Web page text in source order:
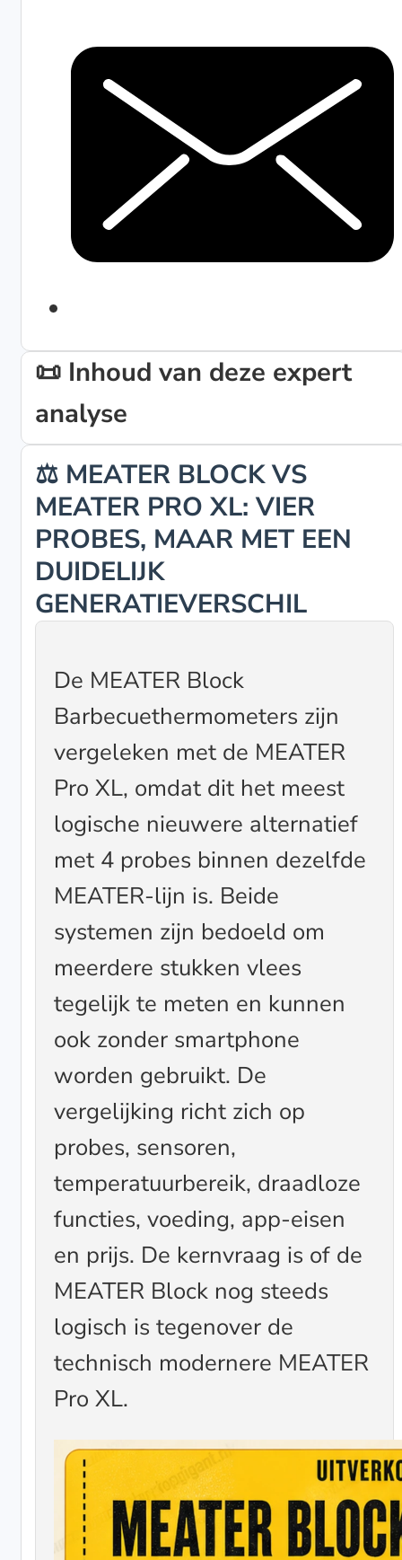
📜 Inhoud van deze expert
analyse
⚖️ MEATER BLOCK VS
MEATER PRO XL: VIER
PROBES, MAAR MET EEN
DUIDELIJK
GENERATIEVERSCHIL
De MEATER Block
Barbecuethermometers zijn
vergeleken met de MEATER
Pro XL, omdat dit het meest
logische nieuwere alternatief
met 4 probes binnen dezelfde
MEATER-lijn is. Beide
systemen zijn bedoeld om
meerdere stukken vlees
tegelijk te meten en kunnen
ook zonder smartphone
worden gebruikt. De
vergelijking richt zich op
probes, sensoren,
temperatuurbereik, draadloze
functies, voeding, app-eisen
en prijs. De kernvraag is of de
MEATER Block nog steeds
logisch is tegenover de
technisch modernere MEATER
Pro XL.